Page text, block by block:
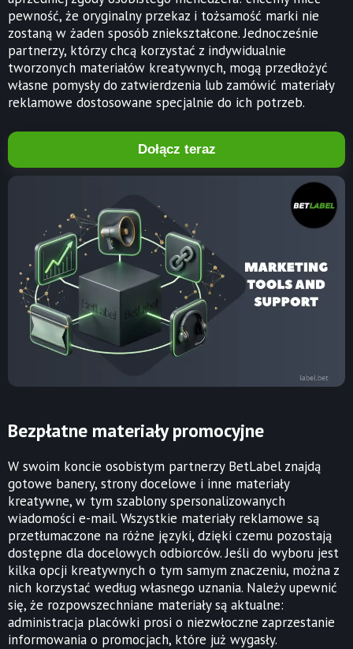
pewność, że oryginalny przekaz i tożsamość marki nie
zostaną w żaden sposób zniekształcone. Jednocześnie
partnerzy, którzy chcą korzystać z indywidualnie
tworzonych materiałów kreatywnych, mogą przedłożyć
własne pomysły do zatwierdzenia lub zamówić materiały
reklamowe dostosowane specjalnie do ich potrzeb.
Dołącz teraz
Bezpłatne materiały promocyjne
W swoim koncie osobistym partnerzy BetLabel znajdą
gotowe banery, strony docelowe i inne materiały
kreatywne, w tym szablony spersonalizowanych
wiadomości e-mail. Wszystkie materiały reklamowe są
przetłumaczone na różne języki, dzięki czemu pozostają
dostępne dla docelowych odbiorców. Jeśli do wyboru jest
kilka opcji kreatywnych o tym samym znaczeniu, można z
nich korzystać według własnego uznania. Należy upewnić
się, że rozpowszechniane materiały są aktualne:
administracja placówki prosi o niezwłoczne zaprzestanie
informowania o promocjach, które już wygasły.